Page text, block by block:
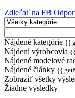
Zdieľať na FB
Nájdené kategórie {{
Nájdení výrobcovia
Nájdené modelové
Nájdené články {{
Zobraziť všetky
Žiadne výsledky